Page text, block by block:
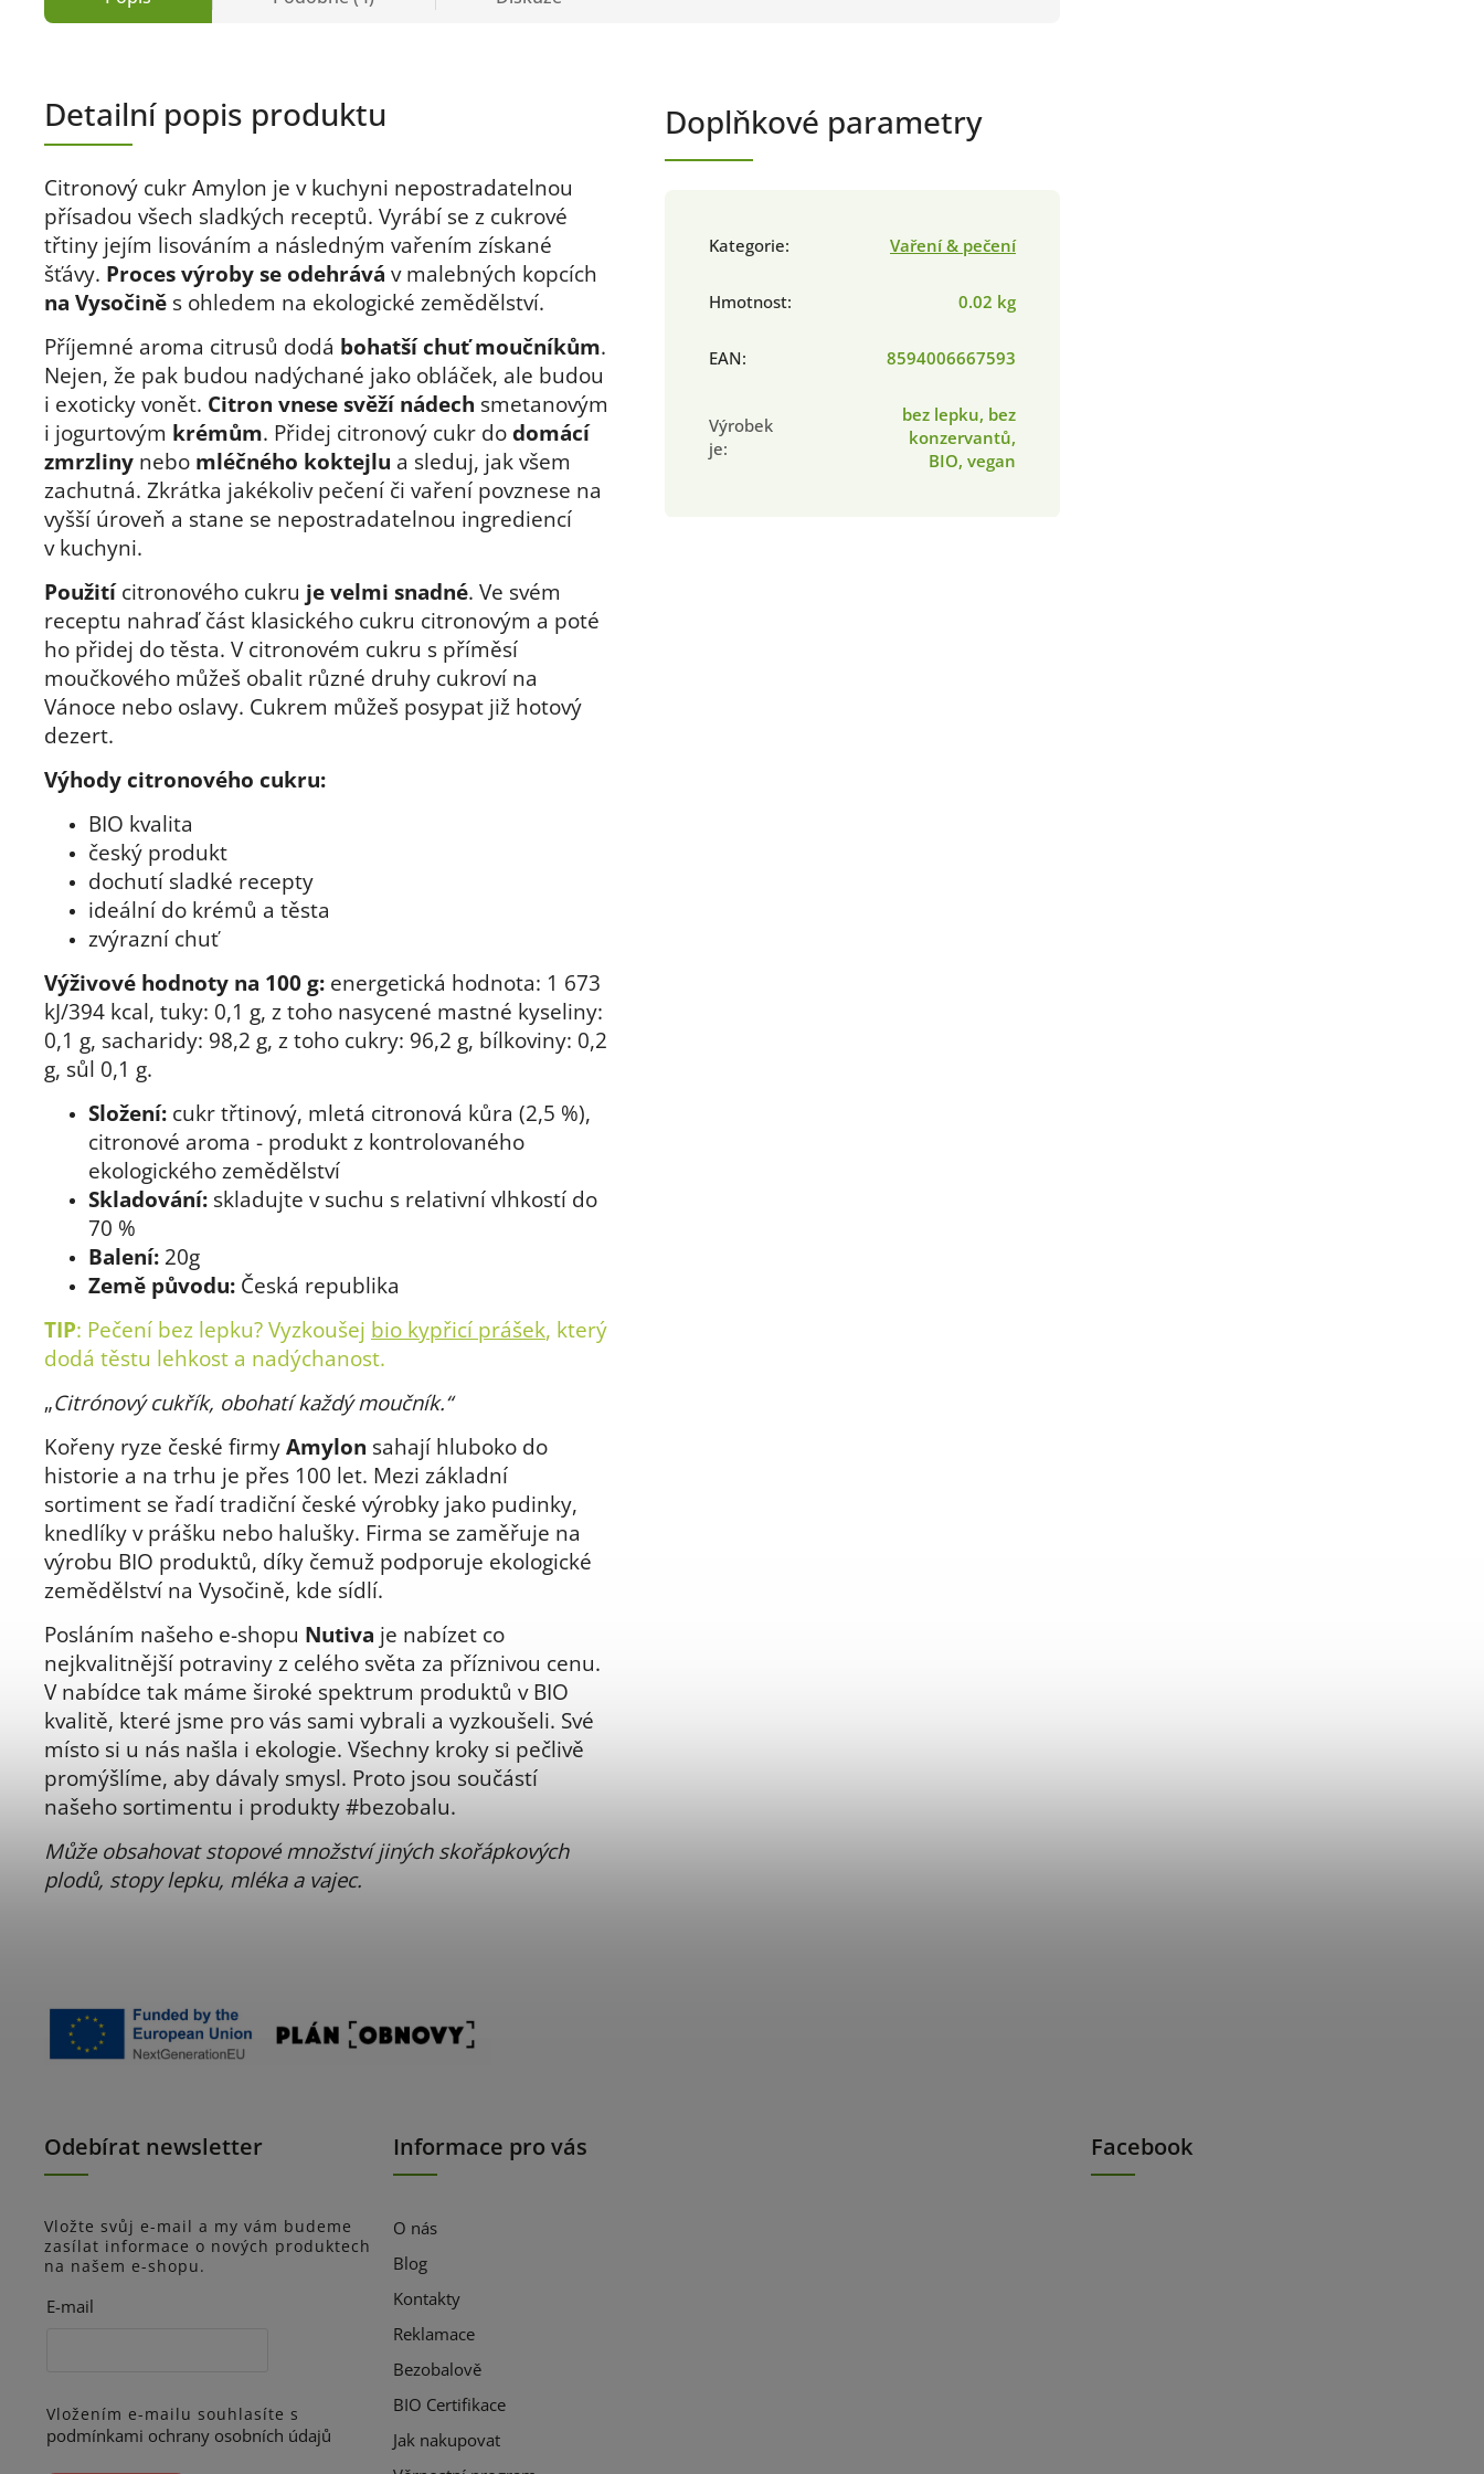
Detailní popis produktu
Citronový cukr Amylon je v kuchyni nepostradatelnou
přísadou všech sladkých receptů. Vyrábí se z cukrové
třtiny jejím lisováním a následným vařením získané
šťávy. Proces výroby se odehrává v malebných kopcích
na Vysočině s ohledem na ekologické zemědělství.
Příjemné aroma citrusů dodá bohatší chuť moučníkům.
Nejen, že pak budou nadýchané jako obláček, ale budou
i exoticky vonět. Citron vnese svěží nádech smetanovým
i jogurtovým krémům. Přidej citronový cukr do domácí
zmrzliny nebo mléčného koktejlu a sleduj, jak všem
zachutná. Zkrátka jakékoliv pečení či vaření povznese na
vyšší úroveň a stane se nepostradatelnou ingrediencí
v kuchyni.
Použitícitronového cukru je velmi snadné. Ve svém
receptu nahraď část klasického cukru citronovým a poté
ho přidej do těsta. V citronovém cukru s příměsí
moučkového můžeš obalit různé druhy cukroví na
Vánoce nebo oslavy. Cukrem můžeš posypat již hotový
dezert.
Výhody citronového cukru:
BIO kvalita
český produkt
dochutí sladké recepty
ideální do krémů a těsta
zvýrazní chuť
Výživové hodnoty na 100 g: energetická hodnota: 1 673
kJ/394 kcal, tuky: 0,1 g, z toho nasycené mastné kyseliny:
0,1 g, sacharidy: 98,2 g, z toho cukry: 96,2 g, bílkoviny: 0,2
g, sůl 0,1 g.
Složení: cukr třtinový, mletá citronová kůra (2,5 %),
citronové aroma - produkt z kontrolovaného
ekologického zemědělství
Skladování: skladujte v suchu s relativní vlhkostí do
70 %
Balení: 20g
Země původu: Česká republika
TIP: Pečení bez lepku? Vyzkoušej bio kypřicí prášek, který
dodá těstu lehkost a nadýchanost.
„Citrónový cukřík, obohatí každý moučník.“
Kořeny ryze české firmy Amylon sahají hluboko do
historie a na trhu je přes 100 let. Mezi základní
sortiment se řadí tradiční české výrobky jako pudinky,
knedlíky v prášku nebo halušky. Firma se zaměřuje na
výrobu BIO produktů, díky čemuž podporuje ekologické
zemědělství na Vysočině, kde sídlí.
Posláním našeho e-shopu Nutiva je nabízet co
nejkvalitnější potraviny z celého světa za příznivou cenu.
V nabídce tak máme široké spektrum produktů v BIO
kvalitě, které jsme pro vás sami vybrali a vyzkoušeli. Své
místo si u nás našla i ekologie. Všechny kroky si pečlivě
promýšlíme, aby dávaly smysl. Proto jsou součástí
našeho sortimentu i produkty #bezobalu.
Může obsahovat stopové množství jiných skořápkových
plodů, stopy lepku, mléka a vajec.
Doplňkové parametry
Kategorie: Vaření & pečení
Hmotnost: 0.02 kg
EAN: 8594006667593
Výrobek
je:
bez lepku, bez
konzervantů,
BIO, vegan
Odebírat newsletter
Vložte svůj e-mail a my vám budeme
zasílat informace o nových produktech
na našem e-shopu.
E-mail
Vložením e-mailu souhlasíte s
podmínkami ochrany osobních údajů
Informace pro vás
O nás
Blog
Kontakty
Reklamace
Bezobalově
BIO Certifikace
Jak nakupovat
Facebook